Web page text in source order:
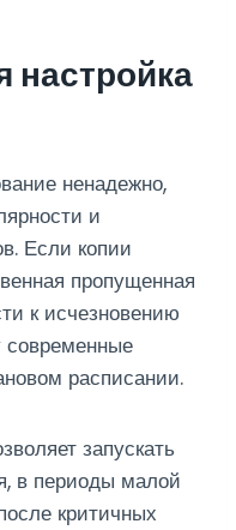
настройка
ненадежно,
и
Если копии
пропущенная
к исчезновению
расписании.
запускать
в периоды малой
критичных